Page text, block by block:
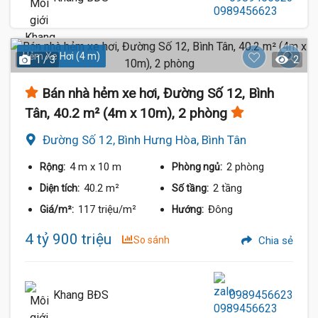
Hẻm Xe Hơi (4 m)
1 / 3 2
Bán nhà hẻm xe hơi, Đường Số 12, Bình
Tân, 40.2 m² (4m x 10m), 2 phòng
Đường Số 12, Bình Hưng Hòa, Bình Tân
Rộng: 4 m x 10 m Phòng ngủ: 2 phòng
Diện tích: 40.2 m² Số tầng: 2 tầng
Giá/m²: 117 triệu/m² Hướng: Đông
4 tỷ 900 triệu So sánh Chia sẻ
Khang BĐS 0989456623